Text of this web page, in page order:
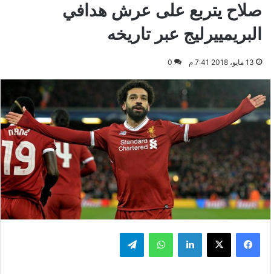
صلاح يتربع على عرش هدافي
البريمييرليج عبر تاريخه
13 مايو، 2018 7:41 م 0
فيسبوك ‫X لينكدإن واتساب تيلقرام